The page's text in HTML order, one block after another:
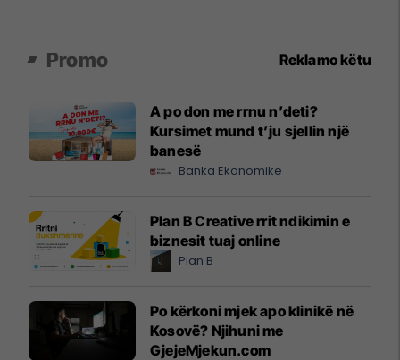
Promo Reklamo këtu
A po don me rrnu n’deti?
Kursimet mund t’ju sjellin një
banesë
Banka Ekonomike
Plan B Creative rrit ndikimin e
biznesit tuaj online
Plan B
Po kërkoni mjek apo klinikë në
Kosovë? Njihuni me
GjejeMjekun.com